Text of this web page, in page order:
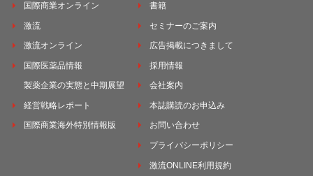
国際商業オンライン
激流
激流オンライン
国際医薬品情報
製薬企業の実態と中期展望
経営戦略レポート
国際商業海外特別情報版
書籍
セミナーのご案内
広告掲載につきまして
採用情報
会社案内
本誌購読のお申込み
お問い合わせ
プライバシーポリシー
激流ONLINE利用規約